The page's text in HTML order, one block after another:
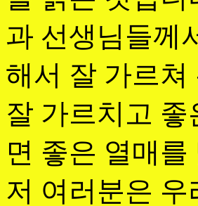
과 선생님들께
해서 잘 가르
잘 가르치고
면 좋은 열매
저 여러분은